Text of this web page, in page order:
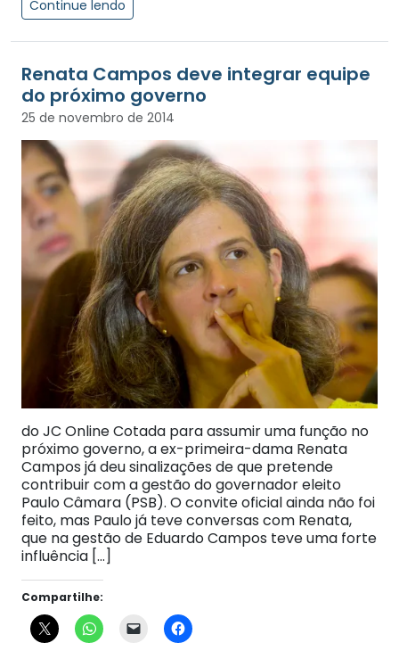
Continue lendo
Renata Campos deve integrar equipe
do próximo governo
25 de novembro de 2014
do JC Online Cotada para assumir uma função no
próximo governo, a ex-primeira-dama Renata
Campos já deu sinalizações de que pretende
contribuir com a gestão do governador eleito
Paulo Câmara (PSB). O convite oficial ainda não foi
feito, mas Paulo já teve conversas com Renata,
que na gestão de Eduardo Campos teve uma forte
influência […]
Compartilhe: